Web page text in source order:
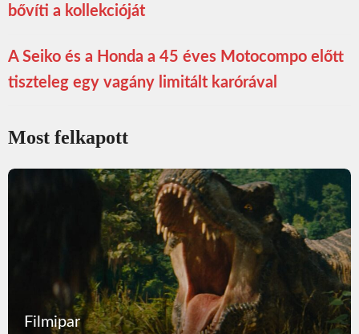
bővíti a kollekcióját
A Seiko és a Honda a 45 éves Motocompo előtt
tiszteleg egy vagány limitált karórával
Most felkapott
Filmipar